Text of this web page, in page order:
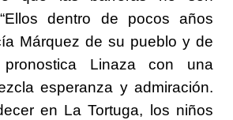
dentro de pocos años
Márquez de su pueblo y de
pronostica Linaza con una
esperanza y admiración.
en La Tortuga, los niños